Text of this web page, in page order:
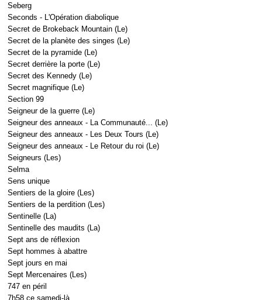
Seberg
Seconds - L'Opération diabolique
Secret de Brokeback Mountain (Le)
Secret de la planète des singes (Le)
Secret de la pyramide (Le)
Secret derrière la porte (Le)
Secret des Kennedy (Le)
Secret magnifique (Le)
Section 99
Seigneur de la guerre (Le)
Seigneur des anneaux - La Communauté... (Le)
Seigneur des anneaux - Les Deux Tours (Le)
Seigneur des anneaux - Le Retour du roi (Le)
Seigneurs (Les)
Selma
Sens unique
Sentiers de la gloire (Les)
Sentiers de la perdition (Les)
Sentinelle (La)
Sentinelle des maudits (La)
Sept ans de réflexion
Sept hommes à abattre
Sept jours en mai
Sept Mercenaires (Les)
747 en péril
7h58 ce samedi-là